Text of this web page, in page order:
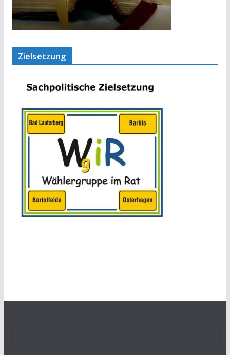
Zielsetzung